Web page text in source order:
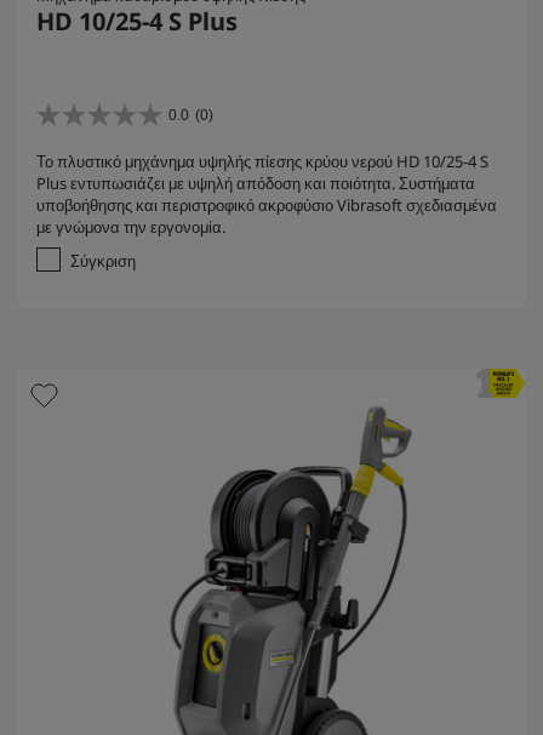
HD 10/25-4 S Plus
0.0 (0)
0
0
α
π
ό
α
ι
α
Το πλυστικό μηχάνημα υψηλής πίεσης κρύου νερού HD 10/25-4 S
Plus εντυπωσιάζει με υψηλή απόδοση και ποιότητα. Συστήματα
υποβοήθησης και περιστροφικό ακροφύσιο Vibrasoft σχεδιασμένα
με γνώμονα την εργονομία.
Σύγκριση